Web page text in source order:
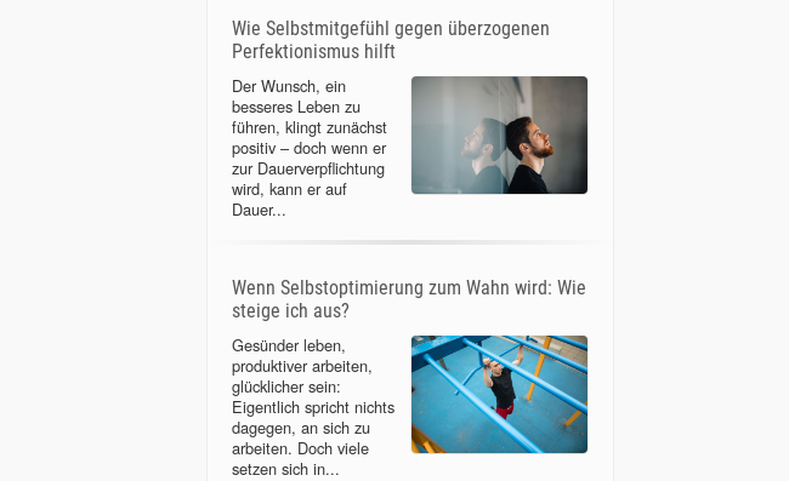
Wie Selbstmitgefühl gegen überzogenen
Perfektionismus hilft
Der Wunsch, ein
besseres Leben zu
führen, klingt zunächst
positiv – doch wenn er
zur Dauerverpflichtung
wird, kann er auf
Dauer...
Wenn Selbstoptimierung zum Wahn wird: Wie
steige ich aus?
Gesünder leben,
produktiver arbeiten,
glücklicher sein:
Eigentlich spricht nichts
dagegen, an sich zu
arbeiten. Doch viele
setzen sich in...